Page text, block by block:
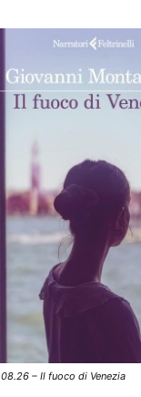
– Il fuoco di Venezia